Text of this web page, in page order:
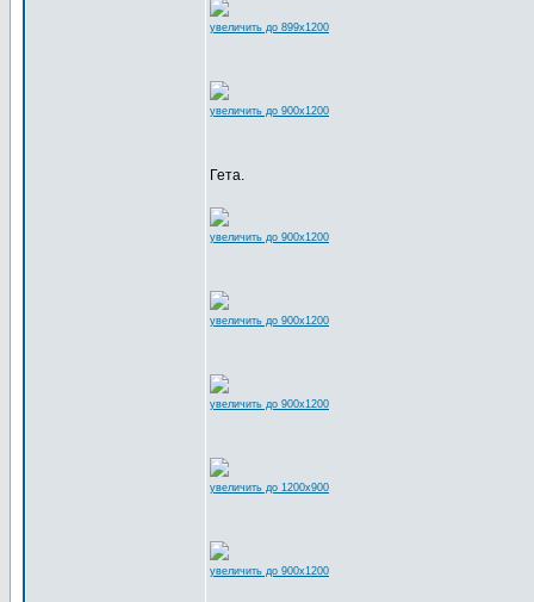
увеличить до 899x1200
увеличить до 900x1200
Гета.
увеличить до 900x1200
увеличить до 900x1200
увеличить до 900x1200
увеличить до 1200x900
увеличить до 900x1200